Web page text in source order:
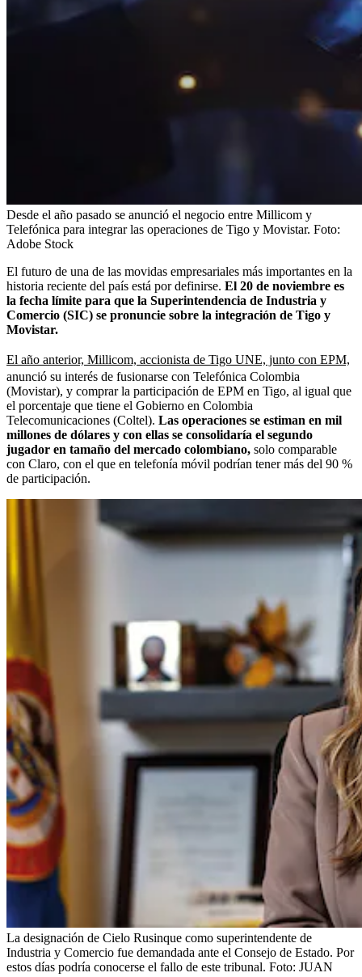
Desde el año pasado se anunció el negocio entre Millicom y
Telefónica para integrar las operaciones de Tigo y Movistar. Foto:
Adobe Stock
El futuro de una de las movidas empresariales más importantes en la
historia reciente del país está por definirse. El 20 de noviembre es
la fecha límite para que la Superintendencia de Industria y
Comercio (SIC) se pronuncie sobre la integración de Tigo y
Movistar.
El año anterior, Millicom, accionista de Tigo UNE, junto con EPM,
anunció su interés de fusionarse con Telefónica Colombia
(Movistar), y comprar la participación de EPM en Tigo, al igual que
el porcentaje que tiene el Gobierno en Colombia
Telecomunicaciones (Coltel). Las operaciones se estiman en mil
millones de dólares y con ellas se consolidaría el segundo
jugador en tamaño del mercado colombiano, solo comparable
con Claro, con el que en telefonía móvil podrían tener más del 90 %
de participación.
La designación de Cielo Rusinque como superintendente de
Industria y Comercio fue demandada ante el Consejo de Estado. Por
estos días podría conocerse el fallo de este tribunal. Foto: JUAN